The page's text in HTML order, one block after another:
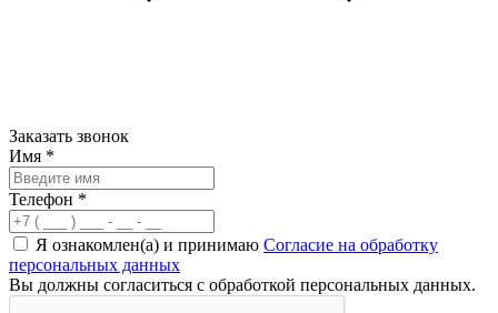
Заказать звонок
Имя *
Телефон *
Я ознакомлен(а) и принимаю Согласие на обработку
персональных данных
Вы должны согласиться с обработкой персональных данных.